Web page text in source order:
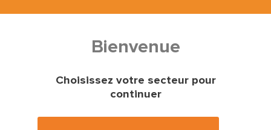
Bienvenue
Choisissez votre secteur pour
continuer